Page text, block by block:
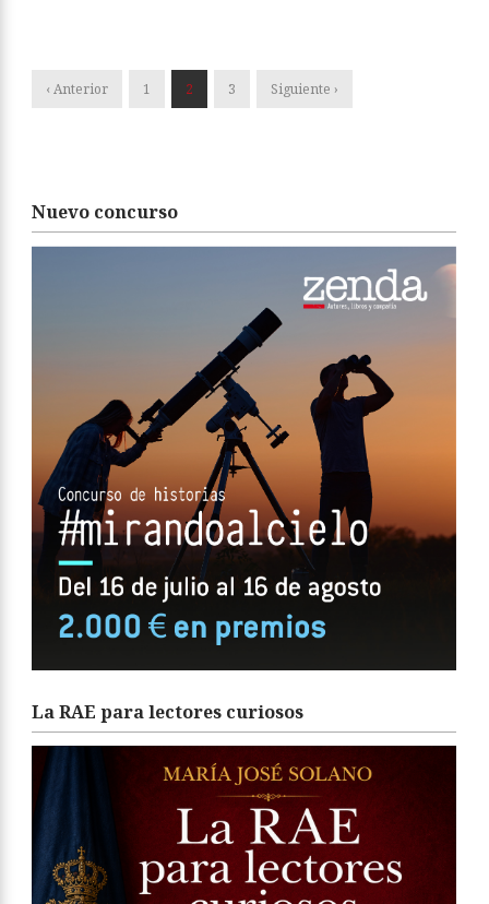
‹ Anterior 1 2 3 Siguiente ›
Nuevo concurso
La RAE para lectores curiosos